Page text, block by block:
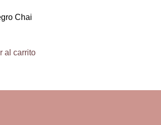
Chai
al carrito